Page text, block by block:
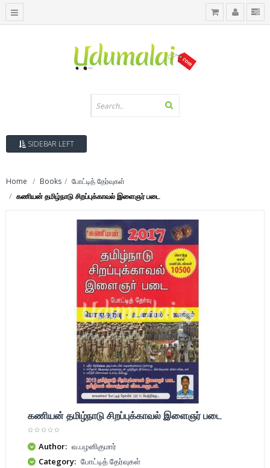
SIDEBAR LEFT
Home Books
போட்டித் தேர்வுகள்
கணியன் தமிழ்நாடு சிறப்புக்காவல் இளைஞர் படை
கணியன் தமிழ்நாடு சிறப்புக்காவல் இளைஞர் படை
Author: வ.பழனிகுமார்
Category: போட்டித் தேர்வுகள்